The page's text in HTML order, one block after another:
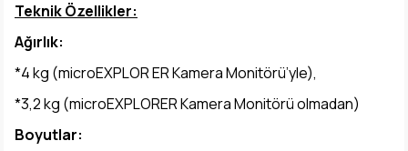
Teknik Özellikler:
Ağırlık:
*4 kg (microEXPLOR ER Kamera Monitörü’yle),
*3,2 kg (microEXPLORER Kamera Monitörü olmadan)
Boyutlar: